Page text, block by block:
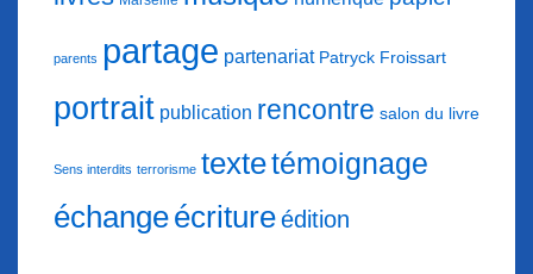
parents partage partenariat Patryck Froissart
portrait publication rencontre salon du livre
Sens interdits terrorisme textetémoignage
échangeécritureédition